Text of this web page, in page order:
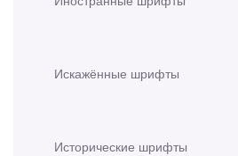
Искажённые шрифты
Исторические шрифты